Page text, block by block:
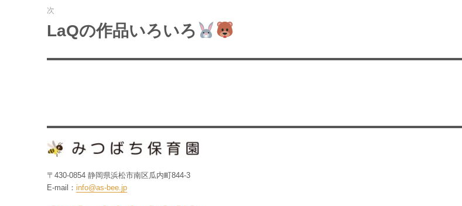
ゲ
ン
投
次
次
投
LaQの作品いろいろ
〒430-0854 静岡県浜松市南区瓜内町844-3
E-mail：info@as-bee.jp